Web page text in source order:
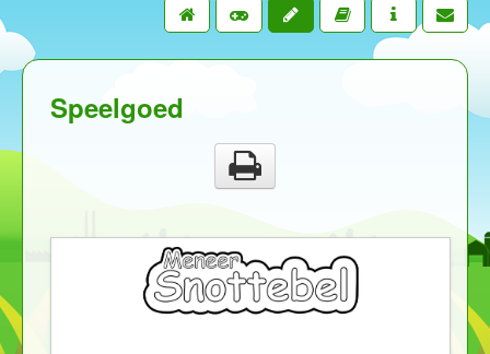
Speelgoed